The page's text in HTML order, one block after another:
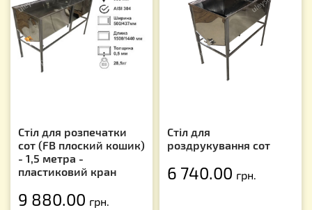
Стіл для розпечатки
сот (FB плоский кошик)
- 1,5 метра -
пластиковий кран
9 880.00 грн.
Стіл для
роздрукування сот
6 740.00 грн.